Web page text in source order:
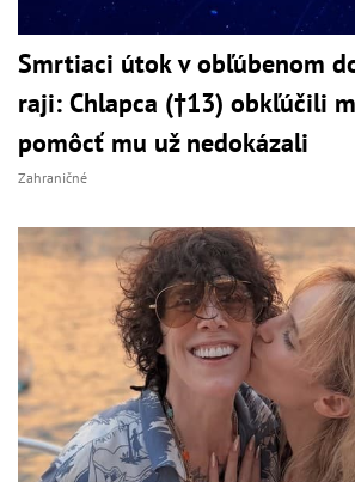
Smrtiaci útok v obľúbenom
raji: Chlapca (†13) obkľúčili
pomôcť mu už nedokázali
Zahraničné